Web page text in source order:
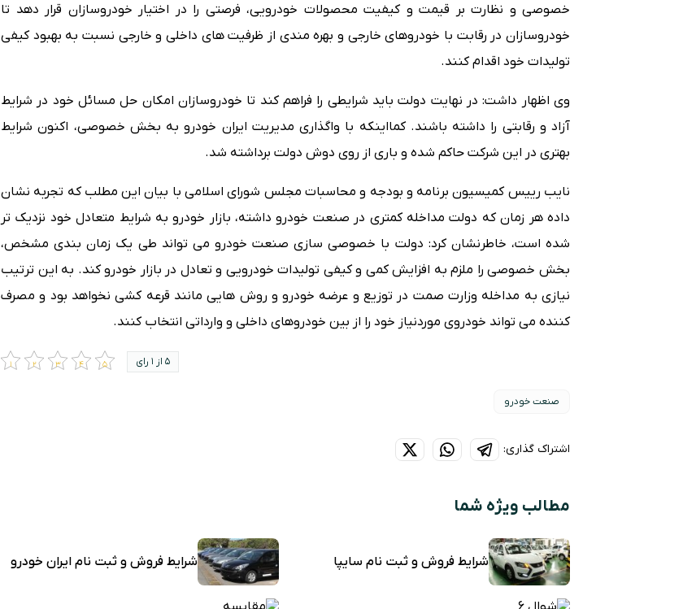
خصوصی و نظارت بر قیمت و کیفیت محصولات خودرویی، فرصتی را در اختیار خودروسازان قرار دهد تا
خودروسازان در رقابت با خودروهای خارجی و بهره مندی از ظرفیت های داخلی و خارجی نسبت به بهبود کیفی
تولیدات خود اقدام کنند.
وی اظهار داشت: در نهایت دولت باید شرایطی را فراهم کند تا خودروسازان امکان حل مسائل خود در شرایط
آزاد و رقابتی را داشته باشند. کمااینکه با واگذاری مدیریت ایران خودرو به بخش خصوصی، اکنون شرایط
بهتری در این شرکت حاکم شده و باری از روی دوش دولت برداشته شد.
نایب رییس کمیسیون برنامه و بودجه و محاسبات مجلس شورای اسلامی با بیان این مطلب که تجربه نشان
داده هر زمان که دولت مداخله کمتری در صنعت خودرو داشته، بازار خودرو به شرایط متعادل خود نزدیک تر
شده است، خاطرنشان کرد: دولت با خصوصی سازی صنعت خودرو می تواند طی یک زمان بندی مشخص،
بخش خصوصی را ملزم به افزایش کمی و کیفی تولیدات خودرویی و تعادل در بازار خودرو کند. به این ترتیب
نیازی به مداخله وزارت صمت در توزیع و عرضه خودرو و روش هایی مانند قرعه کشی نخواهد بود و مصرف
کننده می تواند خودروی موردنیاز خود را از بین خودروهای داخلی و وارداتی انتخاب کنند.
5 از 1 رای
صنعت خودرو
اشتراک گذاری:
مطالب ویژه شما
شرایط فروش و ثبت نام سایپا شرایط فروش و ثبت نام ایران خودرو